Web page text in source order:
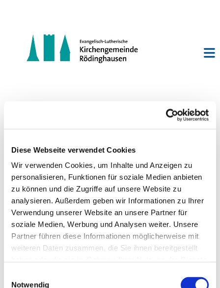
Diese Webseite verwendet Cookies
Wir verwenden Cookies, um Inhalte und Anzeigen zu
personalisieren, Funktionen für soziale Medien anbieten
zu können und die Zugriffe auf unsere Website zu
analysieren. Außerdem geben wir Informationen zu Ihrer
Verwendung unserer Website an unsere Partner für
soziale Medien, Werbung und Analysen weiter. Unsere
Partner führen diese Informationen möglicherweise mit
weiteren Daten zusammen, die Sie ihnen bereitgestellt
Notwendig
Jungbläserschulung Bieren